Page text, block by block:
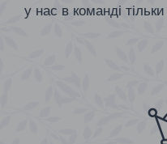
у нас в команді тільки